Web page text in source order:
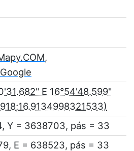
,
Google
E 16°54'48.599"
Y = 3638703, pás = 33
E = 638523, pás = 33